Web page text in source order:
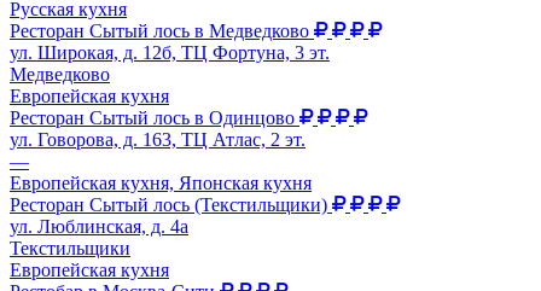
Русская кухня
Ресторан Сытый лось в Медведково
ул. Широкая, д. 12б, ТЦ Фортуна, 3 эт.
Медведково
Европейская кухня
Ресторан Сытый лось в Одинцово
ул. Говорова, д. 163, ТЦ Атлас, 2 эт.
—
Европейская кухня, Японская кухня
Ресторан Сытый лось (Текстильщики)
ул. Люблинская, д. 4а
Текстильщики
Европейская кухня